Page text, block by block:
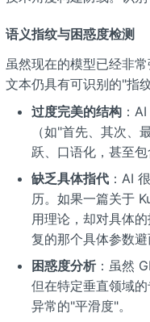
语义指纹与困惑度检测
虽然现在的模型已经非
文本仍具有可识别的"指纹
过度完美的结构：AI
（如"首先、其次、
跃、口语化，甚至包
缺乏具体指代：AI
历。如果一篇关于
用理论，却对具体
复的那个具体参数避
困惑度分析：虽然
但在特定垂直领域
异常的"平滑度"。